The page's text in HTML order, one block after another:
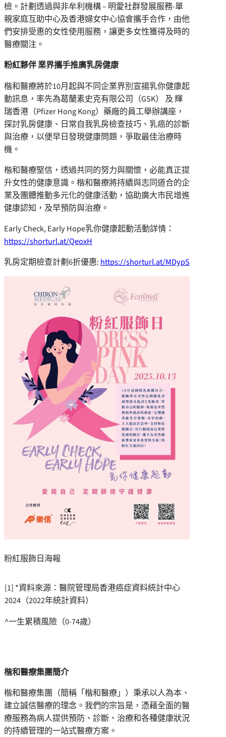
檢。計劃透過與非牟利機構 – 明愛社群發展服務-單
親家庭互助中心及香港婦女中心協會攜手合作，由他
們安排受惠的女性使用服務，讓更多女性獲得及時的
醫療關注。
粉紅夥伴 業界攜手推廣乳房健康
楷和醫療將於10月起與不同企業界別宣揚乳你健康起
動訊息，率先為葛蘭素史克有限公司（GSK） 及 輝
瑞香港（Pfizer Hong Kong）藥廠的員工舉辦講座，
探討乳房健康、日常自我乳房檢查技巧、乳癌的診斷
與治療，以便早日發現健康問題，爭取最佳治療時
機。
楷和醫療堅信，透過共同的努力與關懷，必能真正提
升女性的健康意識。楷和醫療將持續與志同道合的企
業及團體推動多元化的健康活動，協助廣大市民增進
健康認知，及早預防與治療。
Early Check, Early Hope乳你健康起動活動詳情：
https://shorturl.at/QeoxH
乳房定期檢查計劃6折優惠: https://shorturl.at/MDypS
粉紅服飾日海報
[1] *資料來源：醫院管理局香港癌症資料統計中心
2024（2022年統計資料）
^一生累積風險（0-74歲）
楷和醫療集團簡介
楷和醫療集團（簡稱「楷和醫療」）秉承以人為本、
建立誠信醫療的理念。我們的宗旨是，憑藉全面的醫
療服務為病人提供預防、診斷、治療和各種健康狀況
的持續管理的一站式醫療方案。